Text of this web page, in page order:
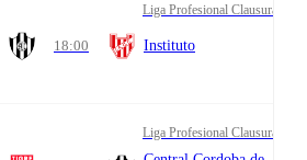
Liga Profesional Clausura
18:00 Instituto
Liga Profesional Clausura